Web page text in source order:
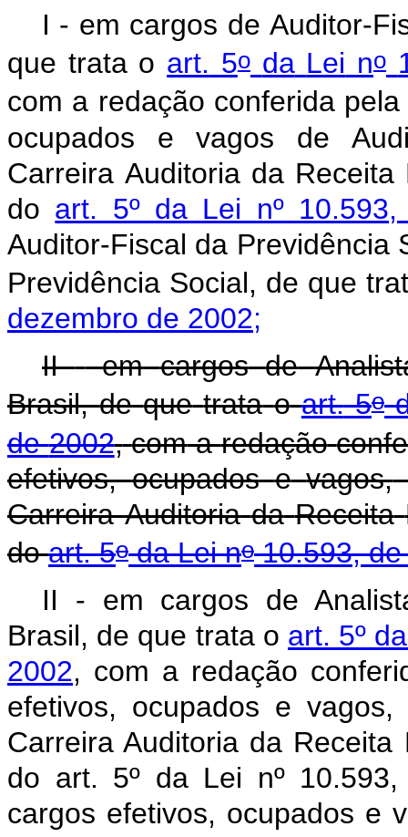
I - em cargos de Auditor-
que trata o art. 5o da Lei no
com a redação conferida pela
ocupados
e vagos de
Carreira Auditoria da Receita
do art. 5º da Lei nº
Auditor-Fiscal da Previdência
Previdência Social, de que
dezembro de 2002;
II - em cargos de
Brasil, de que trata o art. 5o
de 2002, com a redação
efetivos, ocupados e vagos,
Carreira Auditoria da Receita
do art. 5o da Lei no 10.593, de
II - em cargos de
Brasil, de que trata o art. 5º
2002, com a redação
efetivos, ocupados e
Carreira Auditoria da
do art. 5º da Lei nº
cargos efetivos, ocupados e